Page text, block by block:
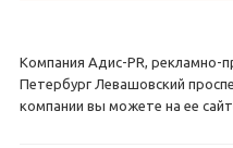
Компания Адис-PR, рекламно-
Петербург Левашовский
компании вы можете на ее